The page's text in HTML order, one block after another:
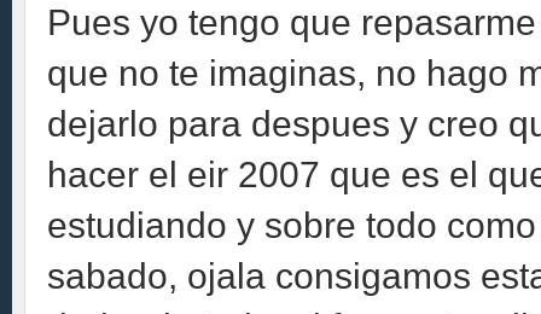
Pues yo tengo que
que no te imaginas, no hago
dejarlo para despues y creo
hacer el eir 2007 que es el
estudiando y sobre todo
sabado, ojala consigamos